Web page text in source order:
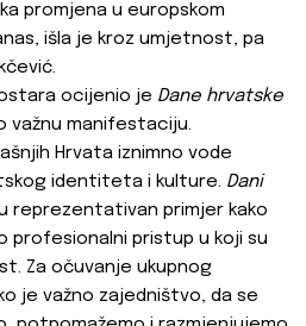
promjena u europskom
išla je kroz umjetnost, pa
ocijenio je Dane hrvatske
važnu manifestaciju.
Hrvata iznimno vode
identiteta i kulture. Dani
reprezentativan primjer kako
pristup u koji su
Za očuvanje ukupnog
je važno zajedništvo, da se